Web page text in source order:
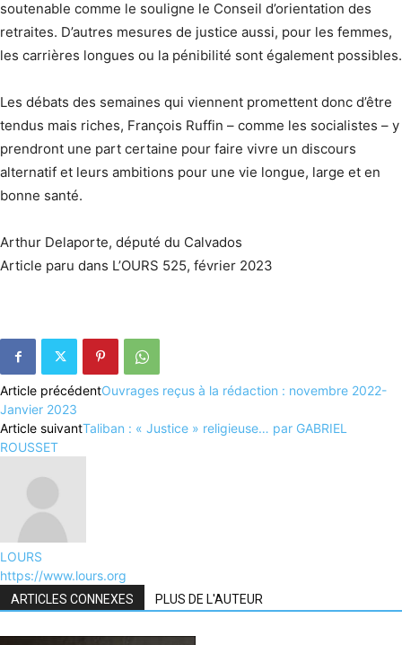
soutenable comme le souligne le Conseil d’orientation des
retraites. D’autres mesures de justice aussi, pour les femmes,
les carrières longues ou la pénibilité sont également possibles.
Les débats des semaines qui viennent promettent donc d’être
tendus mais riches, François Ruffin – comme les socialistes – y
prendront une part certaine pour faire vivre un discours
alternatif et leurs ambitions pour une vie longue, large et en
bonne santé.
Arthur Delaporte, député du Calvados
Article paru dans L’OURS 525, février 2023
Article précédentOuvrages reçus à la rédaction : novembre 2022-
Janvier 2023
Article suivantTaliban : « Justice » religieuse… par GABRIEL
ROUSSET
LOURS
https://www.lours.org
ARTICLES CONNEXES PLUS DE L'AUTEUR